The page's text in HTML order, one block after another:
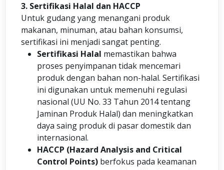
3. Sertifikasi Halal dan HACCP
Untuk gudang yang menangani produk
makanan, minuman, atau bahan konsumsi,
sertifikasi ini menjadi sangat penting.
Sertifikasi Halal memastikan bahwa
proses penyimpanan tidak mencemari
produk dengan bahan non-halal. Sertifikasi
ini digunakan untuk memenuhi regulasi
nasional (UU No. 33 Tahun 2014 tentang
Jaminan Produk Halal) dan meningkatkan
daya saing produk di pasar domestik dan
internasional.
HACCP (Hazard Analysis and Critical
Control Points) berfokus pada keamanan